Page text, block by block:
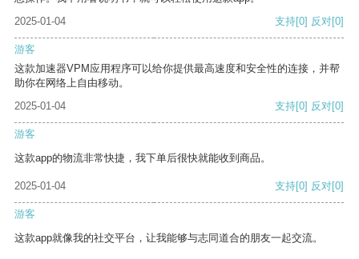
2025-01-04
支持[0] 反对[0]
游客
这款加速器VPM应用程序可以给你提供最高速度和安全性的连接，并帮
助你在网络上自由移动。
2025-01-04
支持[0] 反对[0]
游客
这款app的物流非常快捷，我下单后很快就能收到商品。
2025-01-04 支持[0] 反对[0]
游客
这款app就像我的社交平台，让我能够与志同道合的朋友一起交流。